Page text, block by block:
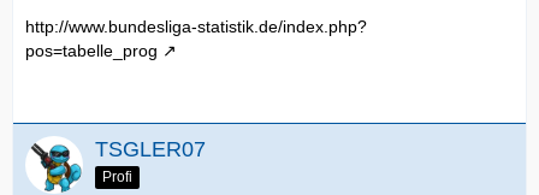
http://www.bundesliga-statistik.de/index.php?
pos=tabelle_prog
TSGLER07
Profi